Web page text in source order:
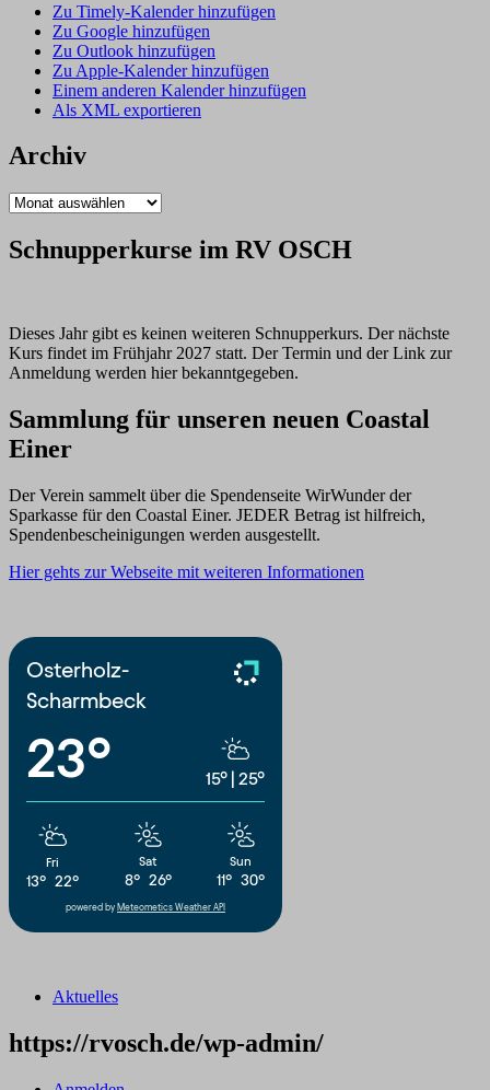
Zu Timely-Kalender hinzufügen
Zu Google hinzufügen
Zu Outlook hinzufügen
Zu Apple-Kalender hinzufügen
Einem anderen Kalender hinzufügen
Als XML exportieren
Archiv
Archiv
Schnupperkurse im RV OSCH
Dieses Jahr gibt es keinen weiteren Schnupperkurs. Der nächste
Kurs findet im Frühjahr 2027 statt. Der Termin und der Link zur
Anmeldung werden hier bekanntgegeben.
Sammlung für unseren neuen Coastal
Einer
Der Verein sammelt über die Spendenseite WirWunder der
Sparkasse für den Coastal Einer. JEDER Betrag ist hilfreich,
Spendenbescheinigungen werden ausgestellt.
Hier gehts zur Webseite mit weiteren Informationen
Osterholz-
Scharmbeck
23° 15° 25°
Fri
13° 22°
Sat
8° 26°
Sun
11° 30°
powered by Meteometics Weather API
Aktuelles
https://rvosch.de/wp-admin/